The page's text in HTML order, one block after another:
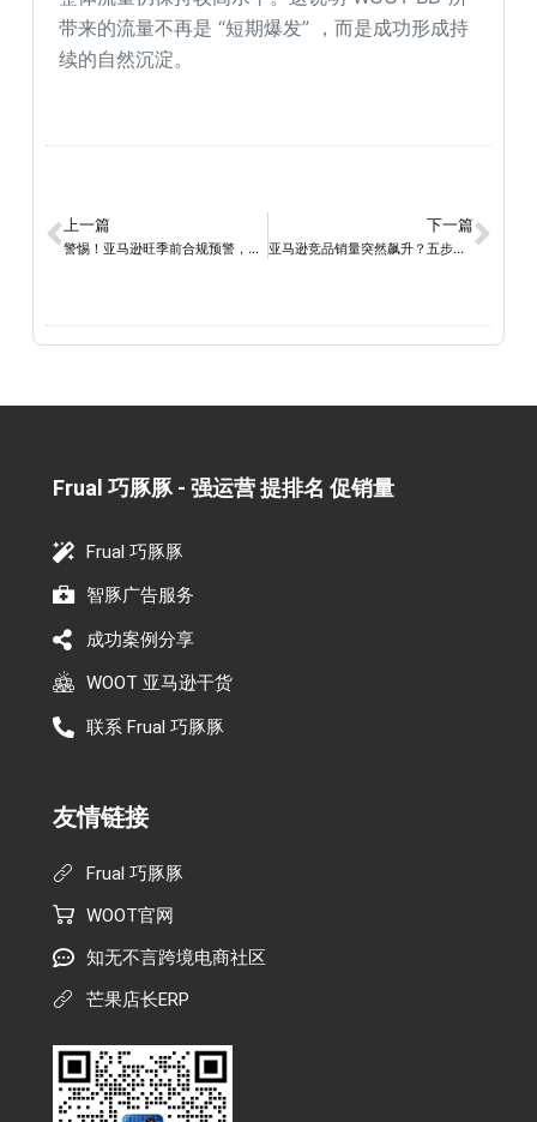
带来的流量不再是 “短期爆发” ，而是成功形成持
续的自然沉淀。
上一篇
警惕！亚马逊旺季前合规预警，巧豚豚温馨提醒：莫让 “灰色操作” 折损年终硕果
下一篇
亚马逊竞品销量突然飙升？五步带你拆解背后原因
Frual 巧豚豚 - 强运营 提排名 促销量​
Frual 巧豚豚
智豚广告服务
成功案例分享
WOOT 亚马逊干货
联系 Frual 巧豚豚
友情链接
Frual 巧豚豚
WOOT官网
知无不言跨境电商社区
芒果店长ERP